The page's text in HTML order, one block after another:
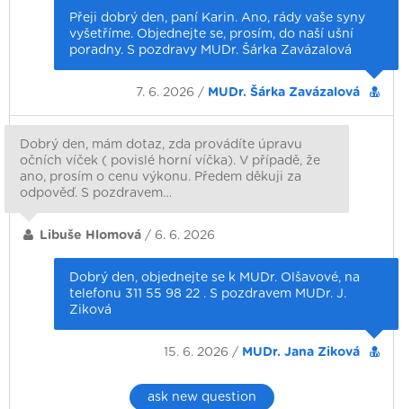
Přeji dobrý den, paní Karin. Ano, rády vaše syny
vyšetříme. Objednejte se, prosím, do naší ušní
poradny. S pozdravy MUDr. Šárka Zavázalová
7. 6. 2026 / MUDr. Šárka Zavázalová
Dobrý den, mám dotaz, zda provádíte úpravu
očních víček ( povislé horní víčka). V případě, že
ano, prosím o cenu výkonu. Předem děkuji za
odpověď. S pozdravem…
Libuše Hlomová / 6. 6. 2026
Dobrý den, objednejte se k MUDr. Olšavové, na
telefonu 311 55 98 22 . S pozdravem MUDr. J.
Ziková
15. 6. 2026 / MUDr. Jana Ziková
ask new question